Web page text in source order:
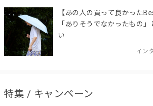
【あの人の買って良かった
「ありそうでなかったもの
い
イン
特集 / キャンペーン